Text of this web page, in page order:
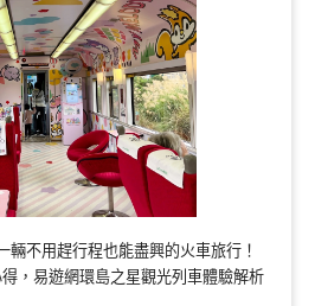
輛不用趕行程也能盡興的火車旅行！
，易遊網環島之星觀光列車體驗解析